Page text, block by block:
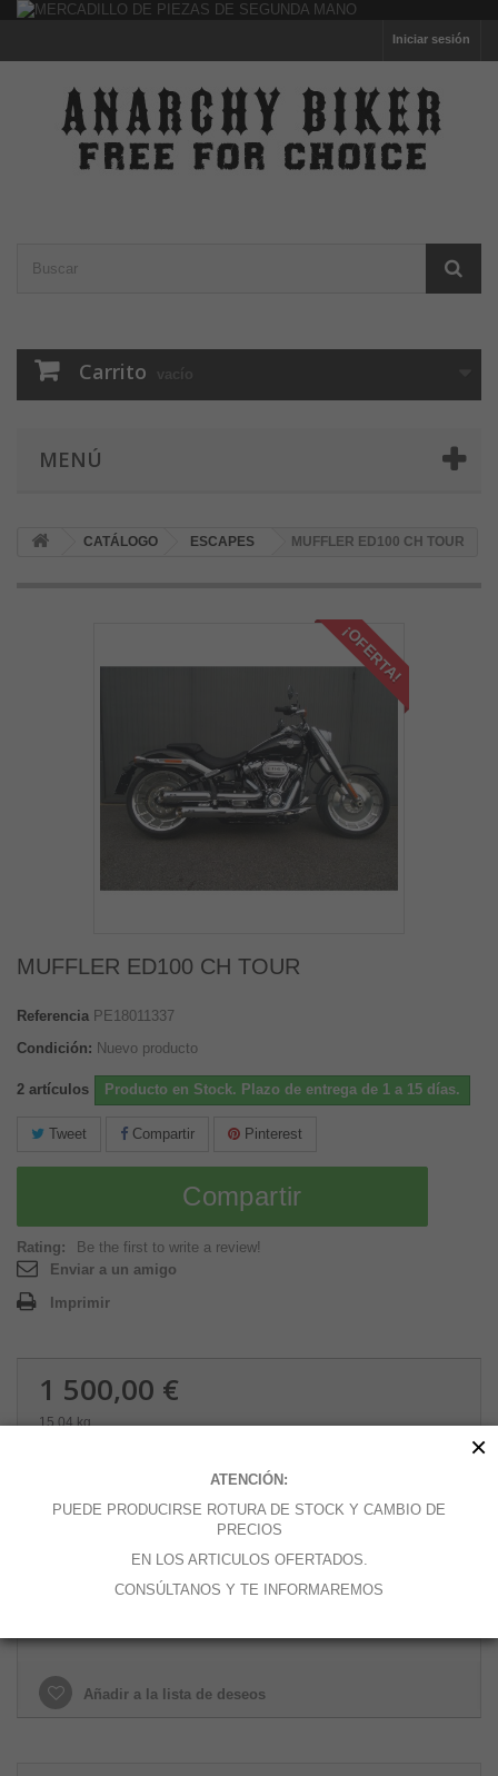
Iniciar sesión
Carrito vacío
MENÚ
CATÁLOGO ESCAPES MUFFLER ED100 CH TOUR
¡OFERTA!
MUFFLER ED100 CH TOUR
Referencia PE18011337
Condición: Nuevo producto
2 artículos Producto en Stock. Plazo de entrega de 1 a 15 días.
Tweet Compartir Pinterest
Compartir
Rating:
Be the first to write a review!
Enviar a un amigo
Imprimir
1 500,00 €
15.04 kg
Añadir al carrito
Añadir a la lista de deseos
ATENCIÓN:
PUEDE PRODUCIRSE ROTURA DE STOCK Y CAMBIO DE
PRECIOS
EN LOS ARTICULOS OFERTADOS.
CONSÚLTANOS Y TE INFORMAREMOS
×